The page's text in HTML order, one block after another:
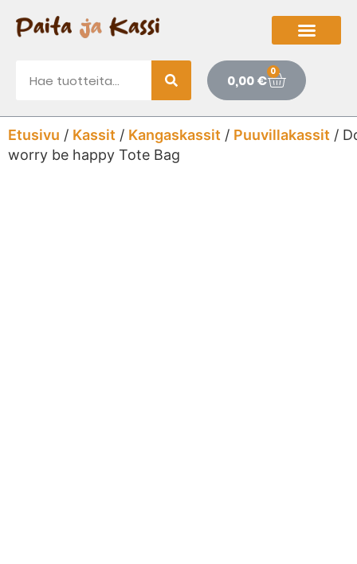
0,00€
0
Etusivu / Kassit / Kangaskassit / Puuvillakassit /
worry be happy Tote Bag